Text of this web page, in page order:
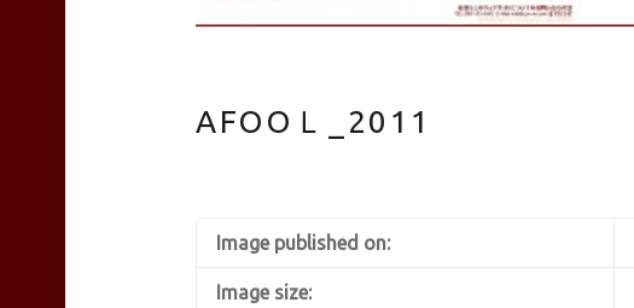
AFOOＬ_2011
Image published on:
Image size: